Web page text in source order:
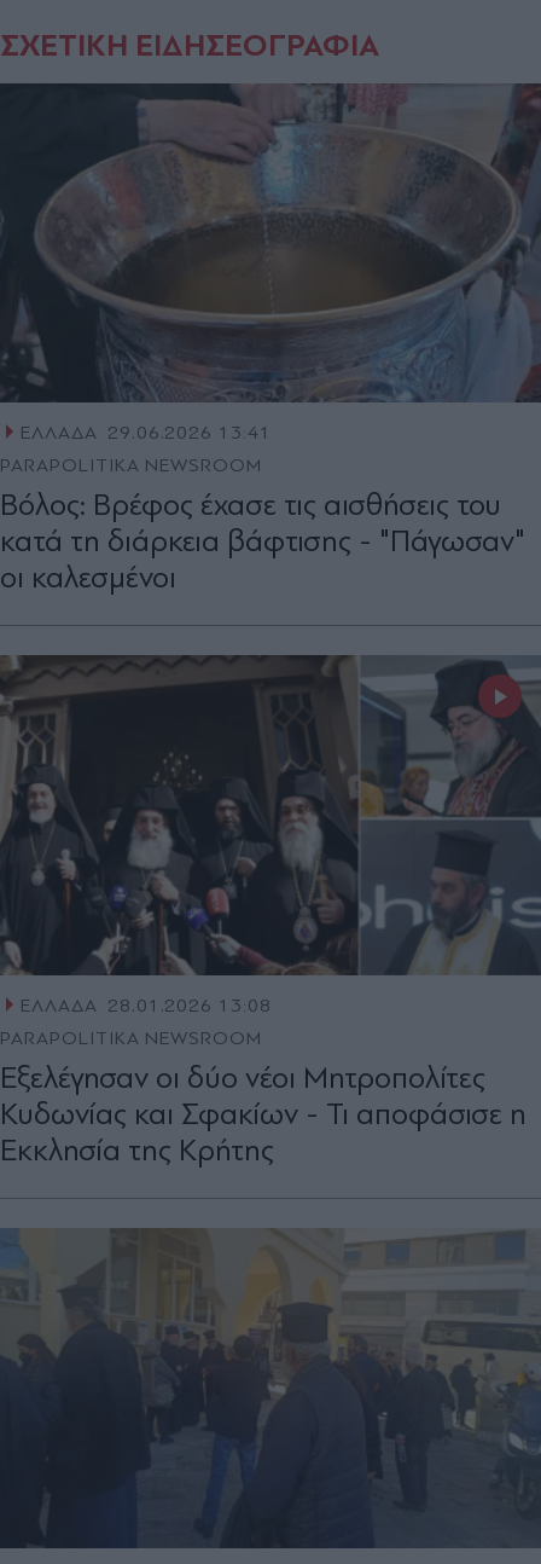
ΣΧΕΤΙΚΗ ΕΙΔΗΣΕΟΓΡΑΦΙΑ
ΕΛΛΑΔΑ 29.06.2026 13:41
PARAPOLITIKA NEWSROOM
Βόλος: Βρέφος έχασε τις αισθήσεις του
κατά τη διάρκεια βάφτισης - "Πάγωσαν"
οι καλεσμένοι
ΕΛΛΑΔΑ 28.01.2026 13:08
PARAPOLITIKA NEWSROOM
Εξελέγησαν οι δύο νέοι Μητροπολίτες
Κυδωνίας και Σφακίων - Τι αποφάσισε η
Εκκλησία της Κρήτης